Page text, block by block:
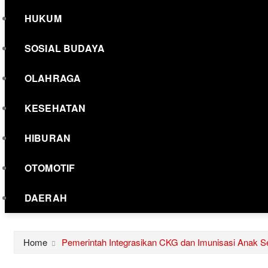
HUKUM
SOSIAL BUDAYA
OLAHRAGA
KESEHATAN
HIBURAN
OTOMOTIF
DAERAH
Home Pemerintah Integrasikan CKG dan Imunisasi Anak